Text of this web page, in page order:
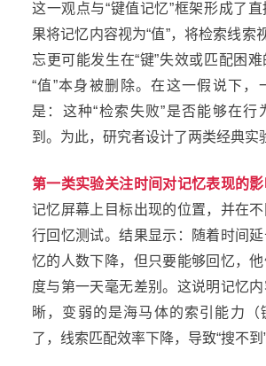
这一观点与“键值记忆”框架形成了
果将记忆内容视为“值”，将检索线索
忘更可能发生在“键”失效或匹配困
“值”本身被删除。在这一假说下，
是：这种“检索失败”是否能够在行
到。为此，研究者设计了两类经典实
第一类实验关注时间对记忆表现的影
记忆屏幕上目标出现的位置，并在
行回忆测试。结果显示：随着时间
忆的人数下降，但只要能够回忆，
度与第一天毫无差别。这说明记忆
晰，变弱的是海马体的索引能力
了，线索匹配效率下降，导致“搜不到”